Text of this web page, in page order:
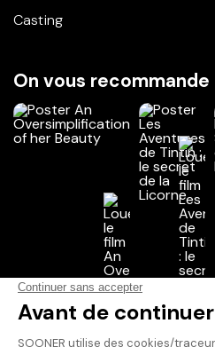
Casting
On vous recommande
Vos avis